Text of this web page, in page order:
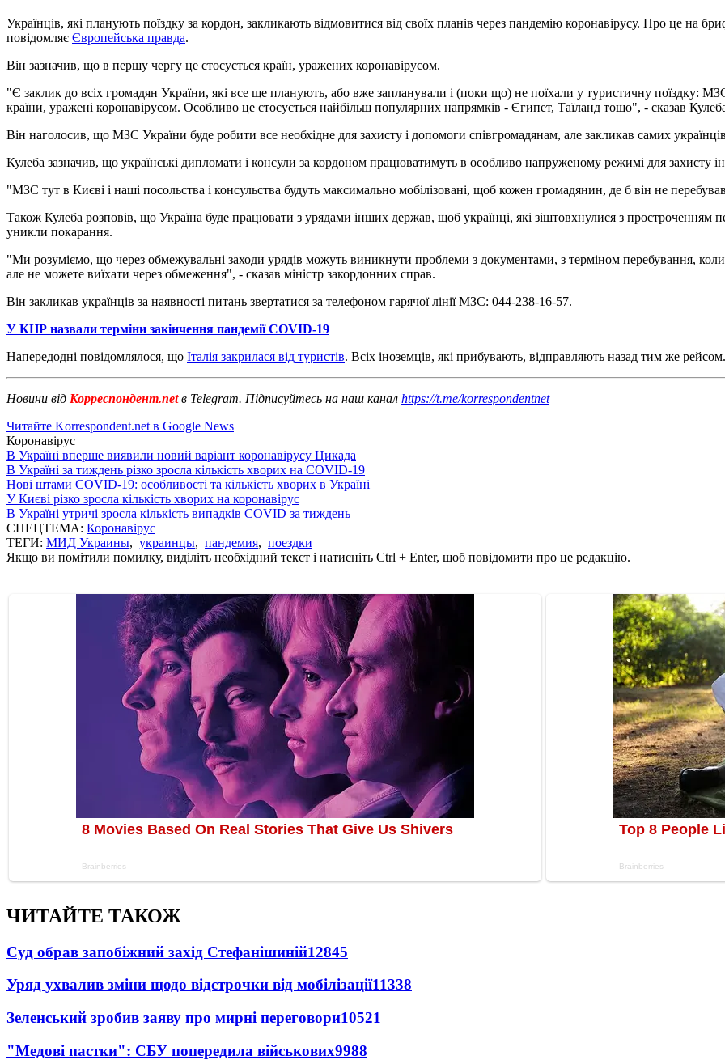
Українців, які планують поїздку за кордон, закликають відмовитися від своїх планів через пандемію коронавірусу. Про це на
повідомляє Європейська правда.
Він зазначив, що в першу чергу це стосується країн, уражених коронавірусом.
"Є заклик до всіх громадян України, які все ще планують, або вже запланували і (поки що) не поїхали у туристичну поїздку:
країни, уражені коронавірусом. Особливо це стосується найбільш популярних напрямків - Єгипет, Таїланд тощо", - сказав
Він наголосив, що МЗС України буде робити все необхідне для захисту і допомоги співгромадянам, але закликав самих
Кулеба зазначив, що українські дипломати і консули за кордоном працюватимуть в особливо напруженому режимі для захисту
"МЗС тут в Києві і наші посольства і консульства будуть максимально мобілізовані, щоб кожен громадянин, де б він не
Також Кулеба розповів, що Україна буде працювати з урядами інших держав, щоб українці, які зіштовхнулися з простроченням
уникли покарання.
"Ми розуміємо, що через обмежувальні заходи урядів можуть виникнути проблеми з документами, з терміном перебування,
але не можете виїхати через обмеження", - сказав міністр закордонних справ.
Він закликав українців за наявності питань звертатися за телефоном гарячої лінії МЗС: 044-238-16-57.
У КНР назвали терміни закінчення пандемії COVID-19
Напередодні повідомлялося, що Італія закрилася від туристів. Всіх іноземців, які прибувають, відправляють назад тим же рейсом.
Новини від Корреспондент.netв Telegram. Підписуйтесь на наш канал https://t.me/korrespondentnet
Читайте Korrespondent.net в Google News
Коронавірус
В Україні вперше виявили новий варіант коронавірусу Цикада
В Україні за тиждень різко зросла кількість хворих на COVID-19
Нові штами COVID-19: особливості та кількість хворих в Україні
У Києві різко зросла кількість хворих на коронавірус
В Україні утричі зросла кількість випадків COVID за тиждень
СПЕЦТЕМА: Коронавірус
ТЕГИ: МИД Украины, украинцы, пандемия, поездки
Якщо ви помітили помилку, виділіть необхідний текст і натисніть Ctrl + Enter, щоб повідомити про це редакцію.
ЧИТАЙТЕ ТАКОЖ
Суд обрав запобіжний захід Стефанішиній12845
Уряд ухвалив зміни щодо відстрочки від мобілізації11338
Зеленський зробив заяву про мирні переговори10521
"Медові пастки": СБУ попередила військових9988